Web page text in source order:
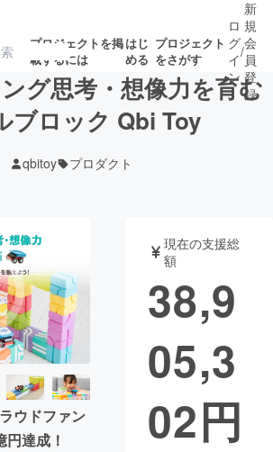
プロジェクトを掲
載するには
はじ
める
プロジェクト
をさがす
注目の新着プロ
ジェクト
ロジェクト
写真 音楽
ジー・ガジェット ゲーム・
画
・起業 チャレンジ
り・地域活性化
ロ
グ
イ
ン
/
新
規
会
員
登
録
グ思考・想像力を育む
ブロック Qbi Toy
qbitoy プロダクト
ウドファン
達成！
現在の支援総
額
38,9
05,3
02円